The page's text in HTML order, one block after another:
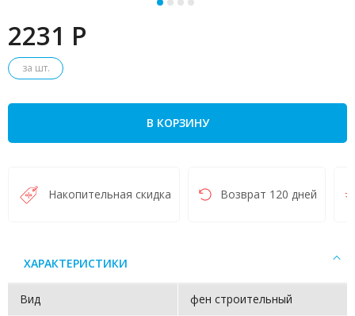
2231 P
за шт.
В КОРЗИНУ
Накопительная скидка Возврат 120 дней
ХАРАКТЕРИСТИКИ
Вид фен строительный